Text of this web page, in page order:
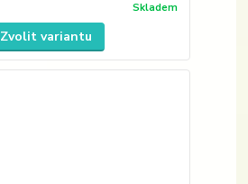
Skladem
Zvolit variantu